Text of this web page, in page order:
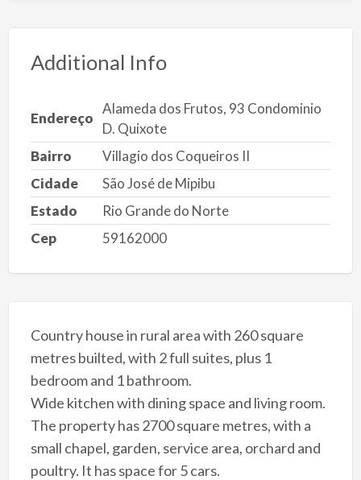
Additional Info
Endereço
Alameda dos Frutos, 93 Condominio
D. Quixote
Bairro
Villagio dos Coqueiros II
Cidade
São José de Mipibu
Estado
Rio Grande do Norte
Cep
59162000
Country house in rural area with 260 square
metres builted, with 2 full suites, plus 1
bedroom and 1 bathroom.
Wide kitchen with dining space and living room.
The property has 2700 square metres, with a
small chapel, garden, service area, orchard and
poultry. It has space for 5 cars.